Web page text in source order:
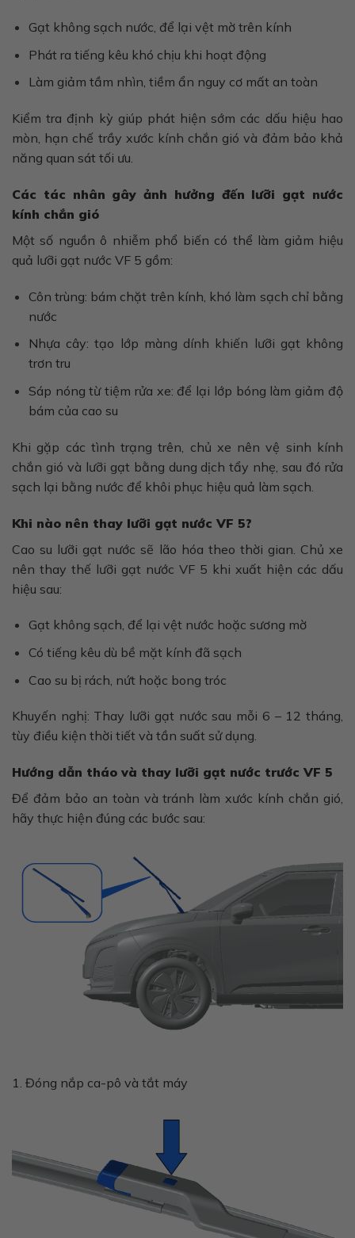
Gạt không sạch nước, để lại vệt mờ trên kính
Phát ra tiếng kêu khó chịu khi hoạt động
Làm giảm tầm nhìn, tiềm ẩn nguy cơ mất an toàn
Kiểm tra định kỳ giúp phát hiện sớm các dấu hiệu hao
mòn, hạn chế trầy xước kính chắn gió và đảm bảo khả
năng quan sát tối ưu.
Các tác nhân gây ảnh hưởng đến lưỡi gạt nước
kính chắn gió
Một số nguồn ô nhiễm phổ biến có thể làm giảm hiệu
quả lưỡi gạt nước VF 5 gồm:
Côn trùng: bám chặt trên kính, khó làm sạch chỉ bằng
nước
Nhựa cây: tạo lớp màng dính khiến lưỡi gạt không
trơn tru
Sáp nóng từ tiệm rửa xe: để lại lớp bóng làm giảm độ
bám của cao su
Khi gặp các tình trạng trên, chủ xe nên vệ sinh kính
chắn gió và lưỡi gạt bằng dung dịch tẩy nhẹ, sau đó rửa
sạch lại bằng nước để khôi phục hiệu quả làm sạch.
Khi nào nên thay lưỡi gạt nước VF 5?
Cao su lưỡi gạt nước sẽ lão hóa theo thời gian. Chủ xe
nên thay thế lưỡi gạt nước VF 5 khi xuất hiện các dấu
hiệu sau:
Gạt không sạch, để lại vệt nước hoặc sương mờ
Có tiếng kêu dù bề mặt kính đã sạch
Cao su bị rách, nứt hoặc bong tróc
Khuyến nghị: Thay lưỡi gạt nước sau mỗi 6 – 12 tháng,
tùy điều kiện thời tiết và tần suất sử dụng.
Hướng dẫn tháo và thay lưỡi gạt nước trước VF 5
Để đảm bảo an toàn và tránh làm xước kính chắn gió,
hãy thực hiện đúng các bước sau:
1. Đóng nắp ca-pô và tắt máy